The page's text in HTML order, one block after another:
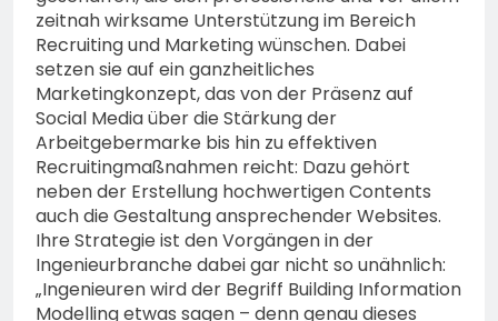
zeitnah wirksame Unterstützung im Bereich
Recruiting und Marketing wünschen. Dabei
setzen sie auf ein ganzheitliches
Marketingkonzept, das von der Präsenz auf
Social Media über die Stärkung der
Arbeitgebermarke bis hin zu effektiven
Recruitingmaßnahmen reicht: Dazu gehört
neben der Erstellung hochwertigen Contents
auch die Gestaltung ansprechender Websites.
Ihre Strategie ist den Vorgängen in der
Ingenieurbranche dabei gar nicht so unähnlich:
„Ingenieuren wird der Begriff Building Information
Modelling etwas sagen – denn genau dieses